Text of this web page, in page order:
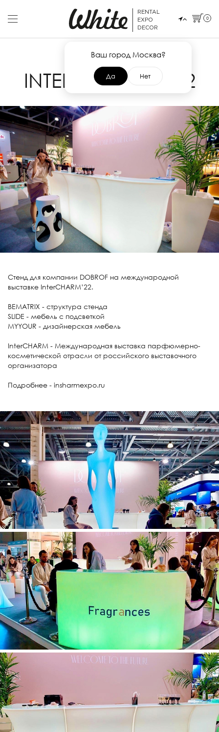
RENTAL
EXPO
DECOR
Ваш город Москва?
Да Нет
0
25 ОКТЯБРЯ 2022
INTERCHARM 2022
Стенд для компании DOBROF на международной
выставке InterCHARM’22.
BEMATRIX - структура стенда
SLIDE - мебель с подсветкой
MYYOUR - дизайнерская мебель
InterCHARM - Международная выставка парфюмерно-
косметической отрасли от российского выставочного
организатора
Подробнее - insharmexpo.ru